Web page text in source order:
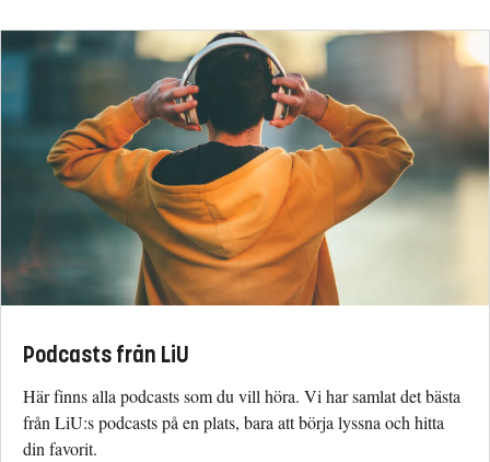
Podcasts från LiU
Här finns alla podcasts som du vill höra. Vi har samlat det bästa
från LiU:s podcasts på en plats, bara att börja lyssna och hitta
din favorit.